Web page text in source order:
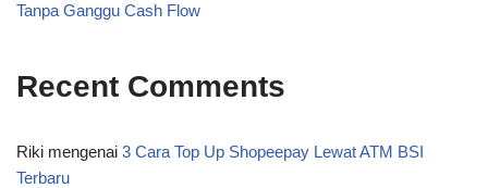
Tanpa Ganggu Cash Flow
Recent Comments
Riki mengenai 3 Cara Top Up Shopeepay Lewat ATM BSI
Terbaru